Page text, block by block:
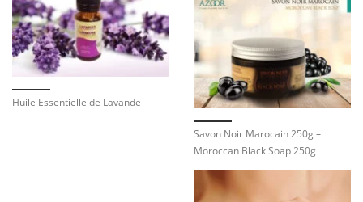
Huile Essentielle de Lavande
Savon Noir Marocain 250g –
Moroccan Black Soap 250g